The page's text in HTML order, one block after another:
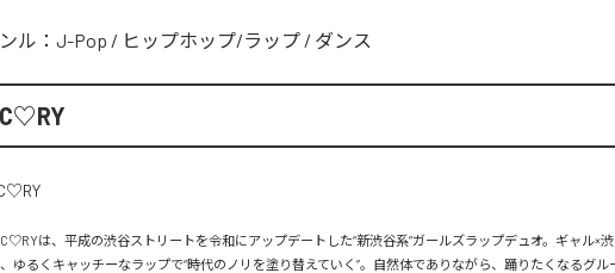
ル： J-Pop / ヒップホップ/ラップ / ダンス
は、平成の渋谷ストリートを令和にアップデートした“新渋谷系”ガールズラップデュオ。ギャル×
ゆるくキャッチーなラップで“時代のノリを塗り替えていく”。自然体でありながら、踊りたくなるグル